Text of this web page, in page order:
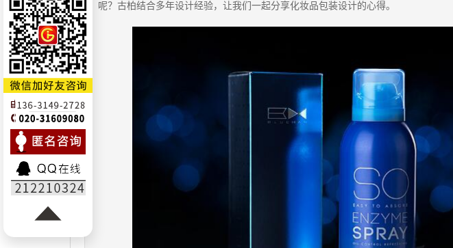
呢？古柏结合多年设计经验，让我们一起分享化妆品包装设计的心得。